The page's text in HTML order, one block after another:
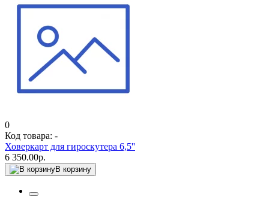
0
Код товара: -
Ховеркарт для гироскутера 6,5''
6 350.00р.
В корзину